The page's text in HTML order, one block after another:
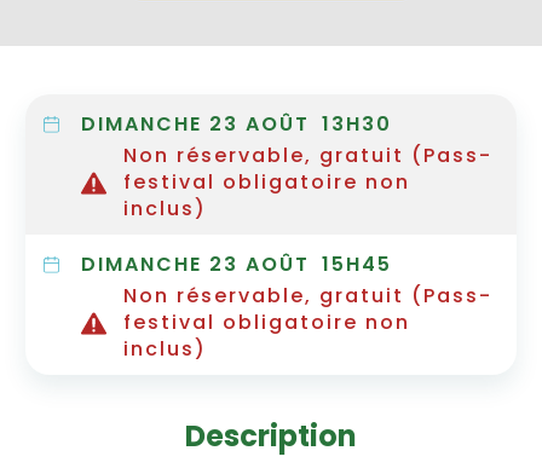
DIMANCHE 23 AOÛT 13H30
Non réservable, gratuit (Pass-
festival obligatoire non
inclus)
DIMANCHE 23 AOÛT 15H45
Non réservable, gratuit (Pass-
festival obligatoire non
inclus)
Description